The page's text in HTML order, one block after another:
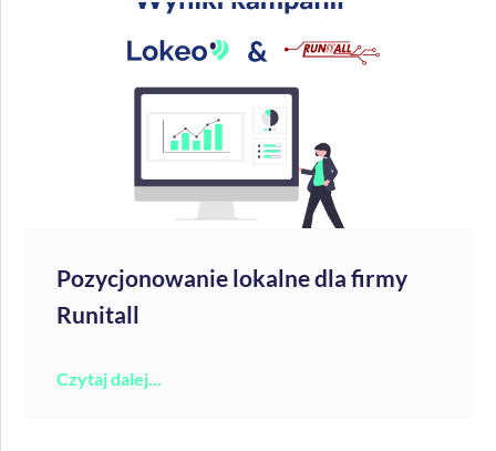
Pozycjonowanie lokalne dla firmy
Runitall
Czytaj dalej...